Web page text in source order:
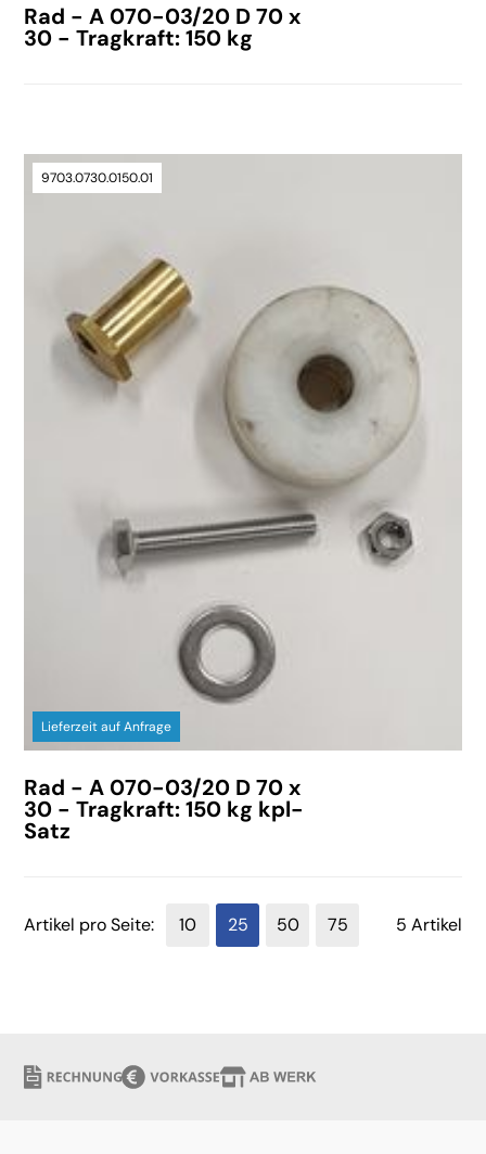
Rad - A 070-03/20 D 70 x
30 - Tragkraft: 150 kg
9703.0730.0150.01
Lieferzeit auf Anfrage
Rad - A 070-03/20 D 70 x
30 - Tragkraft: 150 kg kpl-
Satz
5 Artikel
Artikel pro Seite: 10 25 50 75